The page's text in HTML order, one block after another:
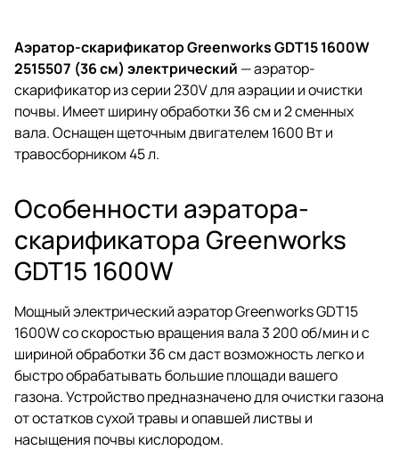
Аэратор-скарификатор Greenworks GDT15 1600W
2515507 (36 см) электрический — аэратор-
скарификатор из серии 230V для аэрации и очистки
почвы. Имеет ширину обработки 36 см и 2 сменных
вала. Оснащен щеточным двигателем 1600 Вт и
травосборником 45 л.
Особенности аэратора-
скарификатора Greenworks
GDT15 1600W
Мощный электрический аэратор Greenworks GDT15
1600W со скоростью вращения вала 3 200 об/мин и с
шириной обработки 36 см даст возможность легко и
быстро обрабатывать большие площади вашего
газона. Устройство предназначено для очистки газона
от остатков сухой травы и опавшей листвы и
насыщения почвы кислородом.